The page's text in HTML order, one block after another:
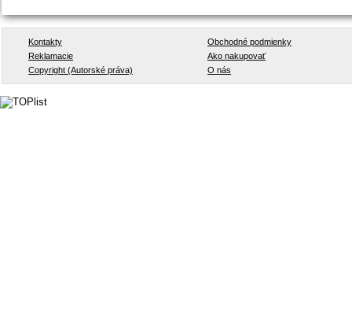
Kontakty
Obchodné podmienky
Reklamacie
Ako nakupovať
Copyright (Autorské práva)
O nás